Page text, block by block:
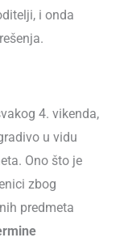
i onda
4. vikenda,
u vidu
Ono što je
zbog
predmeta